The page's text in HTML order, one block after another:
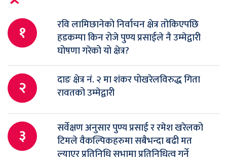
१
रवि लामिछानेको निर्वाचन क्षेत्र तोकिएपछि
हडकम्पा किन रोजे पुण्य प्रसाईले नै उम्मेद्वारी
घोषणा गरेको यो क्षेत्र?
२
दाङ क्षेत्र नं. २ मा शंकर पोखरेलविरुद्ध गिता
रावतको उम्मेद्वारी
३
सर्वेक्षण अनुसार पुण्य प्रसाई र रमेश खरेलको
टिमले वैकल्पिकहरुमा सबैभन्दा बढी मत
ल्याएर प्रतिनिधि सभामा प्रतिनिधित्व गर्ने